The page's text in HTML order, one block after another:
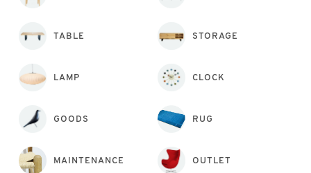
TABLE STORAGE
LAMP CLOCK
GOODS RUG
MAINTENANCE OUTLET